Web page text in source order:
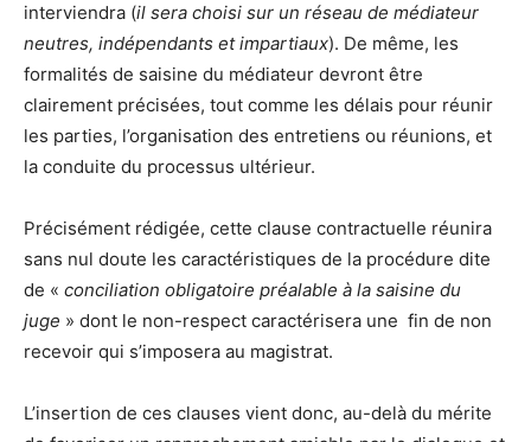
interviendra (il sera choisi sur un réseau de médiateur
neutres, indépendants et impartiaux). De même, les
formalités de saisine du médiateur devront être
clairement précisées, tout comme les délais pour réunir
les parties, l’organisation des entretiens ou réunions, et
la conduite du processus ultérieur.
Précisément rédigée, cette clause contractuelle réunira
sans nul doute les caractéristiques de la procédure dite
de « conciliation obligatoire préalable à la saisine du
juge » dont le non-respect caractérisera une fin de non
recevoir qui s’imposera au magistrat.
L’insertion de ces clauses vient donc, au-delà du mérite